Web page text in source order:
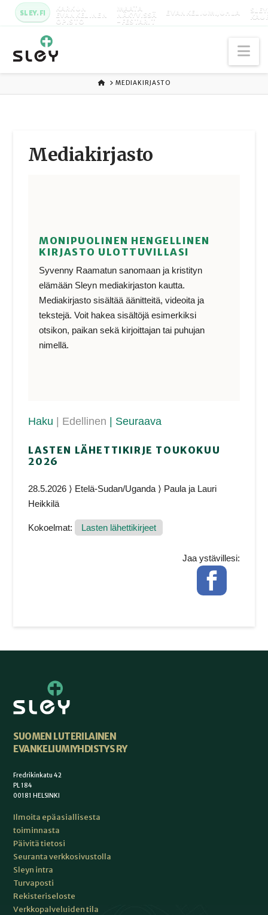
SLEY.FI KARKUN
EVANKELINEN
OPISTO
MAATA
NÄKYVISSÄ
-FESTARIT
EVANKELIUMIJUHLA
ETUSIVU
MEDIAKIRJASTO
Media­kirjasto
MONIPUOLINEN HENGELLINEN
KIRJASTO ULOTTUVILLASI
Syvenny Raamatun sanomaan ja kristityn
elämään Sleyn mediakirjaston kautta.
Mediakirjasto sisältää äänitteitä, videoita ja
tekstejä. Voit hakea sisältöjä esimerkiksi
otsikon, paikan sekä kirjoittajan tai puhujan
nimellä.
Haku | Edellinen | Seuraava
LASTEN LÄHETTIKIRJE TOUKOKUU
2026
28.5.2026 ⟩ Etelä-Sudan/Uganda ⟩ Paula ja Lauri
Heikkilä
Kokoelmat: Lasten lähettikirjeet
Jaa ystävillesi:
Facebook
SUOMEN LUTERILAINEN
EVANKELIUMIYHDISTYS RY
Fredrikinkatu 42
PL 184
00181 HELSINKI
Ilmoita epäasiallisesta
toiminnasta
Päivitä tietosi
Seuranta verkkosivustolla
Sleyn intra
Turvaposti
Rekisteriseloste
Verkkopalveluiden tila